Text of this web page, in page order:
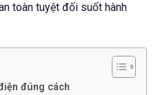
toàn tuyệt đối suốt hành
đúng cách